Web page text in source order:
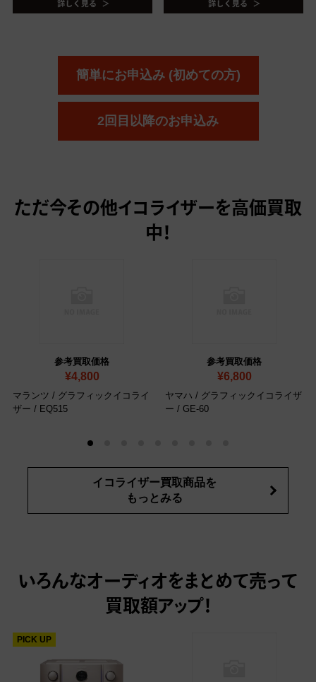
簡単にお申込み (初めての方)
2回目以降のお申込み
ただ今その他イコライザーを高価買取
中！
参考買取価格
¥4,800
マランツ / グラフィックイコライ
ザー / EQ515
参考買取価格
¥6,800
ヤマハ / グラフィックイコライザ
ー / GE-60
イコライザー買取商品を
もっとみる
いろんなオーディオをまとめて売って
買取額アップ！
PICK UP